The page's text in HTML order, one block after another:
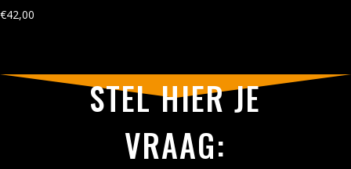
€42,00
STEL HIER JE
VRAAG: